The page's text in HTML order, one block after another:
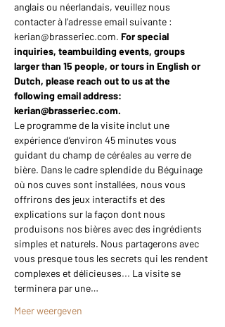
anglais ou néerlandais, veuillez nous
contacter à l’adresse email suivante :
kerian@brasseriec.com. For special
inquiries, teambuilding events, groups
larger than 15 people, or tours in English or
Dutch, please reach out to us at the
following email address:
kerian@brasseriec.com.
Le programme de la visite inclut une
expérience d’environ 45 minutes vous
guidant du champ de céréales au verre de
bière. Dans le cadre splendide du Béguinage
où nos cuves sont installées, nous vous
offrirons des jeux interactifs et des
explications sur la façon dont nous
produisons nos bières avec des ingrédients
simples et naturels. Nous partagerons avec
vous presque tous les secrets qui les rendent
complexes et délicieuses... La visite se
terminera par une…
Meer weergeven